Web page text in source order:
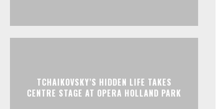
TCHAIKOVSKY’S HIDDEN LIFE TAKES
CENTRE STAGE AT OPERA HOLLAND PARK